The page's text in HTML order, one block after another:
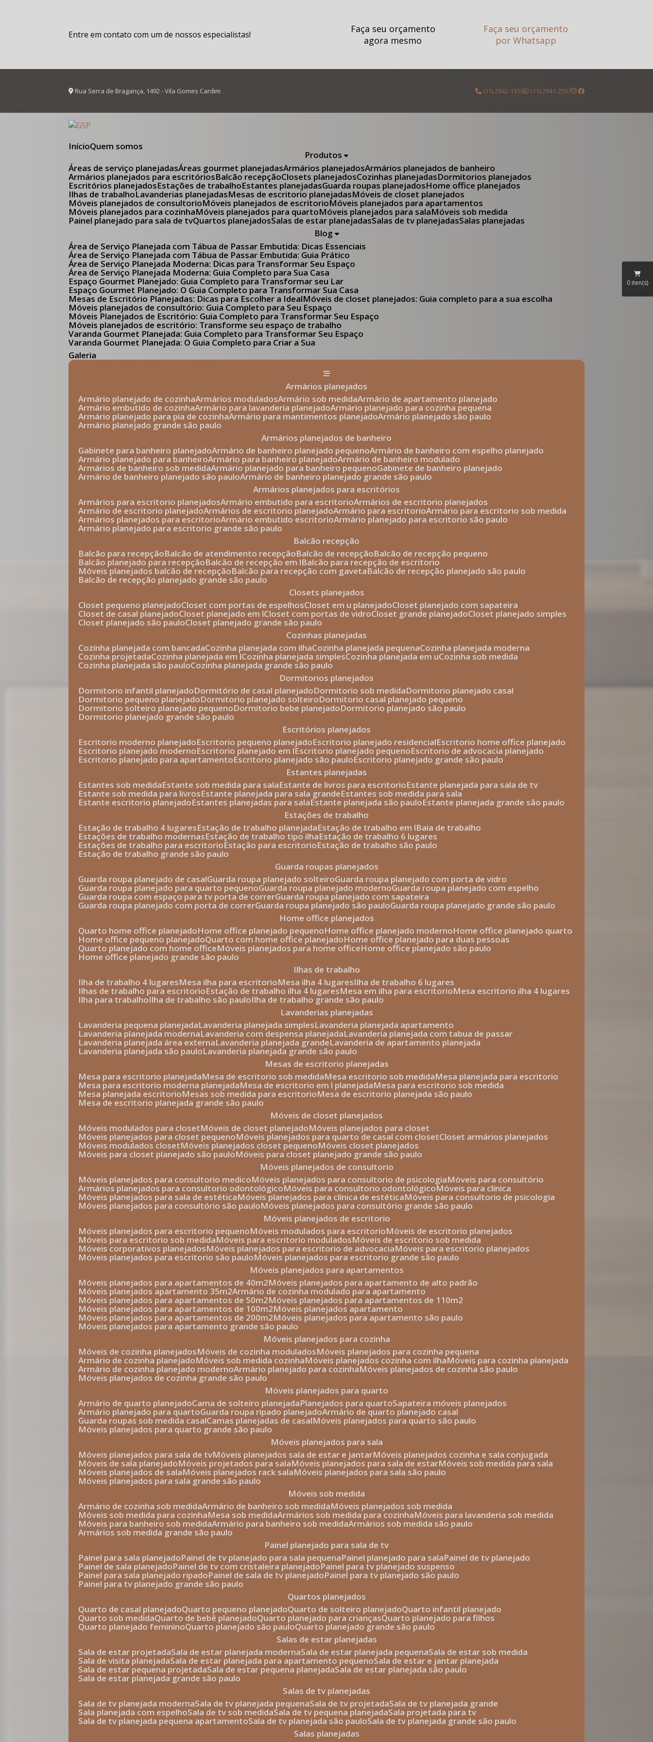
Entre em contato com um de nossos especialistas!
Faça seu orçamento
agora mesmo
Faça seu orçamento
por Whatsapp
Rua Serra de Bragança, 1492 - Vila Gomes Cardim (11) 2942-1350 (11) 2941-2557
Início Quem somos
Produtos
Áreas de serviço planejadas Áreas gourmet planejadas Armários planejados Armários planejados de banheiro
Armários planejados para escritórios Balcão recepção Closets planejados Cozinhas planejadas Dormitorios planejados
Escritórios planejados Estações de trabalho Estantes planejadas Guarda roupas planejados Home office planejados
Ilhas de trabalho Lavanderias planejadas Mesas de escritorio planejadas Móveis de closet planejados
Móveis planejados de consultorio Móveis planejados de escritorio Móveis planejados para apartamentos
Móveis planejados para cozinha Móveis planejados para quarto Móveis planejados para sala Móveis sob medida
Painel planejado para sala de tv Quartos planejados Salas de estar planejadas Salas de tv planejadas Salas planejadas
Blog
Área de Serviço Planejada com Tábua de Passar Embutida: Dicas Essenciais
Área de Serviço Planejada com Tábua de Passar Embutida: Guia Prático
Área de Serviço Planejada Moderna: Dicas para Transformar Seu Espaço
Área de Serviço Planejada Moderna: Guia Completo para Sua Casa
Espaço Gourmet Planejado: Guia Completo para Transformar seu Lar
Espaço Gourmet Planejado: O Guia Completo para Transformar Sua Casa
Mesas de Escritório Planejadas: Dicas para Escolher a Ideal Móveis de closet planejados: Guia completo para a sua escolha
Móveis planejados de consultório: Guia Completo para Seu Espaço
Móveis Planejados de Escritório: Guia Completo para Transformar Seu Espaço
Móveis planejados de escritório: Transforme seu espaço de trabalho
Varanda Gourmet Planejada: Guia Completo para Transformar Seu Espaço
Varanda Gourmet Planejada: O Guia Completo para Criar a Sua
Galeria
armários planejados
armário planejado de cozinha armários modulados armário sob medida armário de apartamento planejado
armário embutido de cozinha armário para lavanderia planejado armário planejado para cozinha pequena
armário planejado para pia de cozinha armário para mantimentos planejado armário planejado são paulo
armário planejado grande são paulo
armários planejados de banheiro
gabinete para banheiro planejado armário de banheiro planejado pequeno armário de banheiro com espelho planejado
armário planejado para banheiro armário para banheiro planejado armário de banheiro modulado
armários de banheiro sob medida armário planejado para banheiro pequeno gabinete de banheiro planejado
armário de banheiro planejado são paulo armário de banheiro planejado grande são paulo
armários planejados para escritórios
armários para escritorio planejados armário embutido para escritorio armários de escritorio planejados
armário de escritorio planejado armários de escritorio planejado armário para escritorio armário para escritorio sob medida
armários planejados para escritorio armário embutido escritorio armário planejado para escritorio são paulo
armário planejado para escritorio grande são paulo
balcão recepção
balcão para recepção
balcão de atendimento recepção balcão de recepção balcão de recepção pequeno
balcão planejado para recepção balcão de recepção em l balcão para recepção de escritorio
móveis planejados balcão de recepção balcão para recepção com gaveta balcão de recepção planejado são paulo
balcão de recepção planejado grande são paulo
closets planejados
closet pequeno planejado closet com portas de espelhos closet em u planejado closet planejado com sapateira
closet de casal planejado closet planejado em l closet com portas de vidro closet grande planejado closet planejado simples
closet planejado são paulo closet planejado grande são paulo
cozinhas planejadas
cozinha planejada com bancada cozinha planejada com ilha cozinha planejada pequena cozinha planejada moderna
cozinha projetada cozinha planejada em l cozinha planejada simples cozinha planejada em u cozinha sob medida
cozinha planejada são paulo cozinha planejada grande são paulo
dormitorios planejados
dormitorio infantil planejado
dormitório de casal planejado dormitorio sob medida dormitorio planejado casal
dormitorio pequeno planejado dormitorio planejado solteiro dormitorio casal planejado pequeno
dormitorio solteiro planejado pequeno dormitorio bebe planejado dormitorio planejado são paulo
dormitorio planejado grande são paulo
escritórios planejados
escritorio moderno planejado escritorio pequeno planejado escritorio planejado residencial escritorio home office planejado
escritorio planejado moderno escritorio planejado em l escritorio planejado pequeno escritorio de advocacia planejado
escritorio planejado para apartamento escritorio planejado são paulo escritorio planejado grande são paulo
estantes planejadas
estantes sob medida estante sob medida para sala estante de livros para escritorio estante planejada para sala de tv
estante sob medida para livros estante planejada para sala grande estantes sob medida para sala
estante escritorio planejado estantes planejadas para sala estante planejada são paulo estante planejada grande são paulo
estações de trabalho
estação de trabalho 4 lugares estação de trabalho planejada estação de trabalho em l baia de trabalho
estações de trabalho modernas estação de trabalho tipo ilha estação de trabalho 6 lugares
estações de trabalho para escritorio estação para escritorio estação de trabalho são paulo
estação de trabalho grande são paulo
guarda roupas planejados
guarda roupa planejado de casal
guarda roupa planejado solteiro guarda roupa planejado com porta de vidro
guarda roupa planejado para quarto pequeno guarda roupa planejado moderno guarda roupa planejado com espelho
guarda roupa com espaço para tv porta de correr guarda roupa planejado com sapateira
guarda roupa planejado com porta de correr guarda roupa planejado são paulo
guarda roupa planejado grande são paulo
home office planejados
quarto home office planejado
home office planejado pequeno home office planejado moderno home office planejado quarto
home office pequeno planejado quarto com home office planejado home office planejado para duas pessoas
quarto planejado com home office móveis planejados para home office home office planejado são paulo
home office planejado grande são paulo
ilhas de trabalho
ilha de trabalho 4 lugares
mesa ilha para escritorio mesa ilha 4 lugares ilha de trabalho 6 lugares
ilhas de trabalho para escritorio estação de trabalho ilha 4 lugares mesa em ilha para escritorio mesa escritorio ilha 4 lugares
ilha para trabalho ilha de trabalho são paulo ilha de trabalho grande são paulo
lavanderias planejadas
lavanderia pequena planejada lavanderia planejada simples lavanderia planejada apartamento
lavanderia planejada moderna lavanderia com despensa planejada lavanderia planejada com tabua de passar
lavanderia planejada área externa lavanderia planejada grande lavanderia de apartamento planejada
lavanderia planejada são paulo lavanderia planejada grande são paulo
mesas de escritorio planejadas
mesa para escritorio planejada
mesa de escritorio sob medida mesa escritorio sob medida mesa planejada para escritorio
mesa para escritorio moderna planejada mesa de escritorio em l planejada mesa para escritorio sob medida
mesa planejada escritorio mesas sob medida para escritorio mesa de escritorio planejada são paulo
mesa de escritorio planejada grande são paulo
móveis de closet planejados
móveis modulados para closet
móveis de closet planejado móveis planejados para closet
móveis planejados para closet pequeno móveis planejados para quarto de casal com closet closet armários planejados
móveis modulados closet móveis planejados closet pequeno móveis closet planejados
móveis para closet planejado são paulo
móveis para closet planejado grande são paulo
móveis planejados de consultorio
móveis planejados para consultorio medico
móveis planejados para consultorio de psicologia móveis para consultório
armários planejados para consultorio odontológico móveis para consultorio odontológico móveis para clínica
móveis planejados para sala de estética móveis planejados para clínica de estética móveis para consultorio de psicologia
móveis planejados para consultório são paulo
móveis planejados para consultório grande são paulo
móveis planejados de escritorio
móveis planejados para escritorio pequeno
móveis modulados para escritorio móveis de escritorio planejados
móveis para escritorio sob medida móveis para escritorio modulados móveis de escritorio sob medida
móveis corporativos planejados móveis planejados para escritorio de advocacia móveis para escritorio planejados
móveis planejados para escritorio são paulo
móveis planejados para escritorio grande são paulo
móveis planejados para apartamentos
móveis planejados para apartamentos de 40m2
móveis planejados para apartamento de alto padrão
móveis planejados apartamento 35m2 armário de cozinha modulado para apartamento
móveis planejados para apartamentos de 50m2 móveis planejados para apartamentos de 110m2
móveis planejados para apartamentos de 100m2 móveis planejados apartamento
móveis planejados para apartamentos de 200m2 móveis planejados para apartamento são paulo
móveis planejados para apartamento grande são paulo
móveis planejados para cozinha
móveis de cozinha planejados
móveis de cozinha modulados móveis planejados para cozinha pequena
armário de cozinha planejado móveis sob medida cozinha móveis planejados cozinha com ilha móveis para cozinha planejada
armário de cozinha planejado moderno armário planejado para cozinha móveis planejados de cozinha são paulo
móveis planejados de cozinha grande são paulo
móveis planejados para quarto
armário de quarto planejado cama de solteiro planejada planejados para quarto sapateira móveis planejados
armário planejado para quarto guarda roupa ripado planejado armário de quarto planejado casal
guarda roupas sob medida casal camas planejadas de casal móveis planejados para quarto são paulo
móveis planejados para quarto grande são paulo
móveis planejados para sala
móveis planejados para sala de tv
móveis planejados sala de estar e jantar móveis planejados cozinha e sala conjugada
móveis de sala planejado móveis projetados para sala móveis planejados para sala de estar móveis sob medida para sala
móveis planejados de sala móveis planejados rack sala móveis planejados para sala são paulo
móveis planejados para sala grande são paulo
móveis sob medida
armário de cozinha sob medida armário de banheiro sob medida móveis planejados sob medida
móveis sob medida para cozinha mesa sob medida armários sob medida para cozinha móveis para lavanderia sob medida
móveis para banheiro sob medida armário para banheiro sob medida armários sob medida são paulo
armários sob medida grande são paulo
painel planejado para sala de tv
painel para sala planejado painel de tv planejado para sala pequena painel planejado para sala painel de tv planejado
painel de sala planejado painel de tv com cristaleira planejado painel para tv planejado suspenso
painel para sala planejado ripado painel de sala de tv planejado painel para tv planejado são paulo
painel para tv planejado grande são paulo
quartos planejados
quarto de casal planejado
quarto pequeno planejado quarto de solteiro planejado quarto infantil planejado
quarto sob medida quarto de bebê planejado quarto planejado para crianças quarto planejado para filhos
quarto planejado feminino quarto planejado são paulo
quarto planejado grande são paulo
salas de estar planejadas
sala de estar projetada sala de estar planejada moderna sala de estar planejada pequena sala de estar sob medida
sala de visita planejada sala de estar planejada para apartamento pequeno sala de estar e jantar planejada
sala de estar pequena projetada sala de estar pequena planejada sala de estar planejada são paulo
sala de estar planejada grande são paulo
salas de tv planejadas
sala de tv planejada moderna sala de tv planejada pequena sala de tv projetada sala de tv planejada grande
sala planejada com espelho sala de tv sob medida sala de tv pequena planejada sala projetada para tv
sala de tv planejada pequena apartamento sala de tv planejada são paulo sala de tv planejada grande são paulo
salas planejadas
0 iten(s)